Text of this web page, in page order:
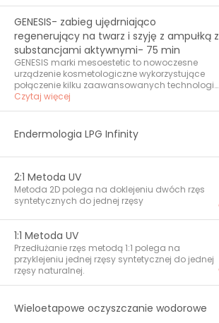
GENESIS- zabieg ujędrniająco
regenerujący na twarz i szyję z ampułką z
substancjami aktywnymi- 75 min
GENESIS marki mesoestetic to nowoczesne
urządzenie kosmetologiczne wykorzystujące
połączenie kilku zaawansowanych technologii,
które działają synergicznie, aby poprawić
pierwsze efekty poprawy jakości skóry można
zauważyć już po pierwszej sesji. Zabiegi
zwiększenie produkcji kolagenu i elastyny,
rozświetlenie i wyrównanie kolorytu skóry,
redukcja rozszerzonych porów, regeneracja i
głębokie nawilżenie skóry, poprawa
mikrokrążenia i dotlenienia tkanek Wariant
rozszerzony z ampułką z substancjami
aktywnymi opiera się na działaniu: głowicą
generującą falę radiową o częstotliwości
448kHz+ dodatkowo pracę głowicą LED ze
światłem czerwonym dzięki czemu
przyspieszamy odnowę komórkową,
zakończenie wprowadzamy ampułkę dobraną
Czytaj więcej
Endermologia LPG Infinity
2:1 Metoda UV
Metoda 2D polega na doklejeniu dwóch rzęs
syntetycznych do jednej rzęsy
1:1 Metoda UV
Przedłużanie rzęs metodą 1:1 polega na
przyklejeniu jednej rzęsy syntetycznej do jednej
rzęsy naturalnej.
Wieloetapowe oczyszczanie wodorowe